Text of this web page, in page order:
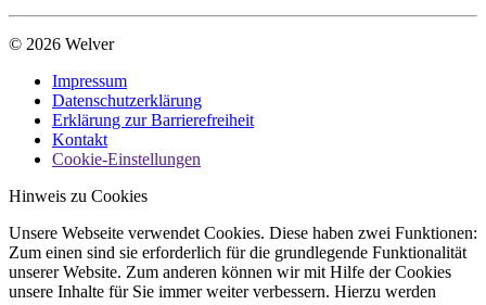
© 2026 Welver
Impressum
Datenschutzerklärung
Erklärung zur Barrierefreiheit
Kontakt
Cookie-Einstellungen
Hinweis zu Cookies
Unsere Webseite verwendet Cookies. Diese haben zwei Funktionen:
Zum einen sind sie erforderlich für die grundlegende Funktionalität
unserer Website. Zum anderen können wir mit Hilfe der Cookies
unsere Inhalte für Sie immer weiter verbessern. Hierzu werden